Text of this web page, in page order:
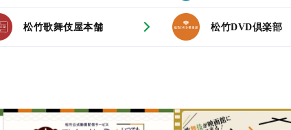
松竹歌舞伎屋本舗 松竹DVD倶楽部